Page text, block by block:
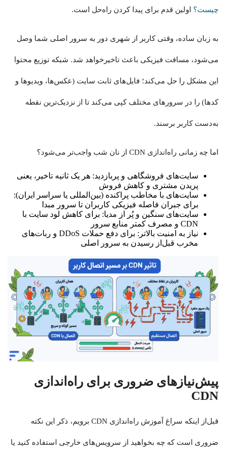
چیست؟ اولین قدم برای پیدا کردن راه‌حل است.
به زبان ساده، وقتی کاربر از شهری دور به سرور اصلی شما وصل
می‌شود، مسافت فیزیکی باعث تاخیرخواهد شد. شبکه توزیع محتوا
این مشکل را حل می‌کند؛ فایل‌های ثابت سایت (عکس‌ها، ویدیوها و
کدها) را در سرورهای مختلف کپی می‌کند تا از نزدیک‌ترین نقطه
به‌دست کاربر برسند.
اما چه زمانی راه‌اندازی CDN از نان شب واجب‌تر می‌شود؟
سایت‌های فروشگاهی و پربازدید: هر یک ثانیه تاخیر، یعنی
پریدن مشتری و کاهش فروش
سایت‌های با مخاطب پراکنده (بین‌المللی یا سراسر ایران):
برای جبران فاصله فیزیکی کاربران تا سرور مبدا
سایت‌های سنگین و پُر از مدیا: برای کاهش لود سایت با
CDN و مصرف کمتر منابع سرور
نیاز به امنیت بالاتر: برای دفع حملات DDoS و ربات‌های
مخرب قبل‌از رسیدن به سرور اصلی
پیش‌نیازهای ضروری برای راه‌اندازی
CDN
قبل‌از اینکه سراغ آموزش راه‌اندازی CDN برویم، ذکر این نکته
ضروری است که چه بخواهید از سرویس‌های خارجی استفاده کنید یا